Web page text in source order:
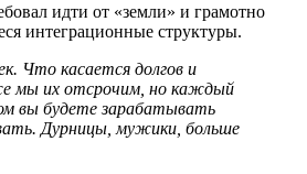
идти от «земли» и грамотно
интеграционные структуры.
Что касается долгов и
мы их отсрочим, но каждый
вы будете зарабатывать
Дурницы, мужики, больше